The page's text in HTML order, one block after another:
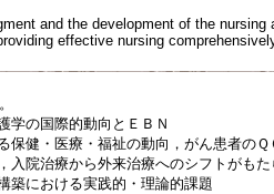
and the development of the
effective nursing
学の国際的動向とＥＢＮ
保健・医療・福祉の動向，がん患者のＱ
入院治療から外来治療へのシフトがも
築における実践的・理論的課題